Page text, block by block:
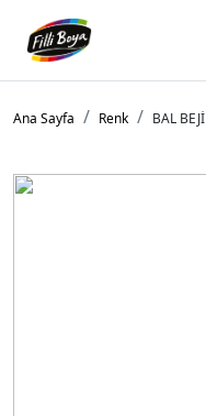
Ana Sayfa Renk BAL BEJİ